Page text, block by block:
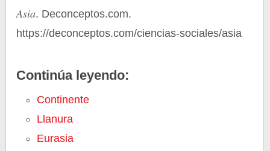
Asia. Deconceptos.com.
https://deconceptos.com/ciencias-sociales/asia
Continúa leyendo:
Continente
Llanura
Eurasia